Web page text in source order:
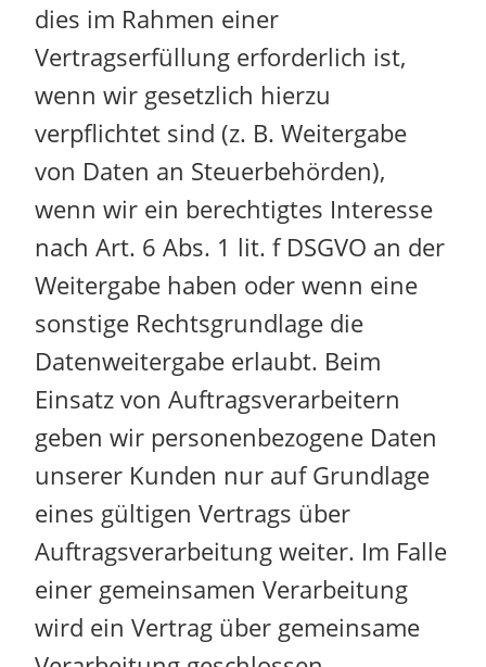
dies im Rahmen einer
Vertragserfüllung erforderlich ist,
wenn wir gesetzlich hierzu
verpflichtet sind (z. B. Weitergabe
von Daten an Steuerbehörden),
wenn wir ein berechtigtes Interesse
nach Art. 6 Abs. 1 lit. f DSGVO an der
Weitergabe haben oder wenn eine
sonstige Rechtsgrundlage die
Datenweitergabe erlaubt. Beim
Einsatz von Auftragsverarbeitern
geben wir personenbezogene Daten
unserer Kunden nur auf Grundlage
eines gültigen Vertrags über
Auftragsverarbeitung weiter. Im Falle
einer gemeinsamen Verarbeitung
wird ein Vertrag über gemeinsame